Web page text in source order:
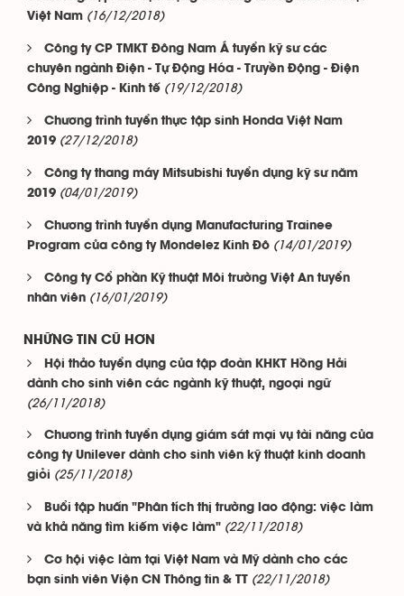
Việt Nam (16/12/2018)
Công ty CP TMKT Đông Nam Á tuyển kỹ sư các
chuyên ngành Điện - Tự Động Hóa - Truyền Động - Điện
Công Nghiệp - Kinh tế (19/12/2018)
Chương trình tuyển thực tập sinh Honda Việt Nam
2019 (27/12/2018)
Công ty thang máy Mitsubishi tuyển dụng kỹ sư năm
2019 (04/01/2019)
Chương trình tuyển dụng Manufacturing Trainee
Program của công ty Mondelez Kinh Đô (14/01/2019)
Công ty Cổ phần Kỹ thuật Môi trường Việt An tuyển
nhân viên (16/01/2019)
NHỮNG TIN CŨ HƠN
Hội thảo tuyển dụng của tập đoàn KHKT Hồng Hải
dành cho sinh viên các ngành kỹ thuật, ngoại ngữ
(26/11/2018)
Chương trình tuyển dụng giám sát mại vụ tài năng của
công ty Unilever dành cho sinh viên kỹ thuật kinh doanh
giỏi (25/11/2018)
Buổi tập huấn "Phân tích thị trường lao động: việc làm
và khả năng tìm kiếm việc làm" (22/11/2018)
Cơ hội việc làm tại Việt Nam và Mỹ dành cho các
bạn sinh viên Viện CN Thông tin & TT (22/11/2018)